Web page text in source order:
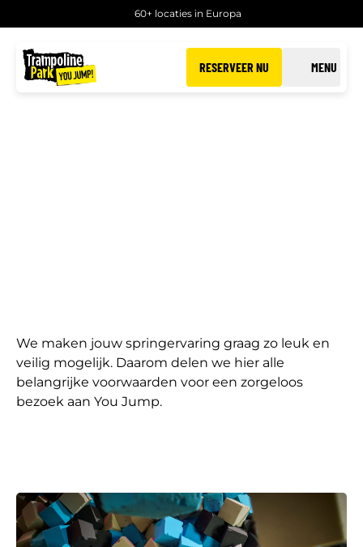
60+ locaties in Europa
RESERVEER NU MENU
We maken jouw springervaring graag zo leuk en
veilig mogelijk. Daarom delen we hier alle
belangrijke voorwaarden voor een zorgeloos
bezoek aan You Jump.